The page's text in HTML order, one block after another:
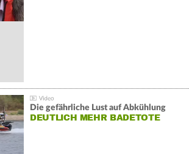
Die gefährliche Lust auf Abkühlung
DEUTLICH MEHR BADETOTE